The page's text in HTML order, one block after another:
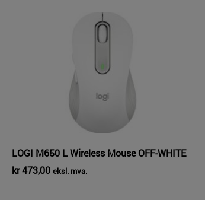
LOGI M650 L Wireless Mouse OFF-WHITE
kr473,00 eksl. mva.